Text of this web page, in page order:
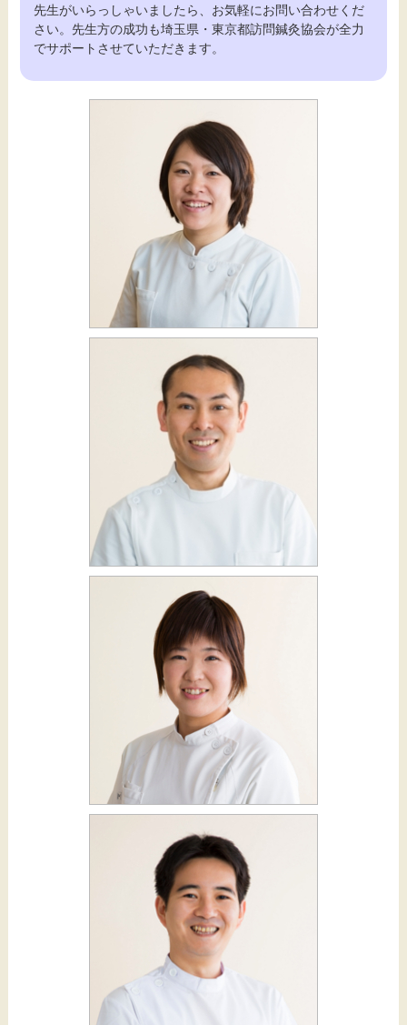
先生がいらっしゃいましたら、お気軽にお問い合わせくだ
さい。先生方の成功も埼玉県・東京都訪問鍼灸協会が全力
でサポートさせていただきます。